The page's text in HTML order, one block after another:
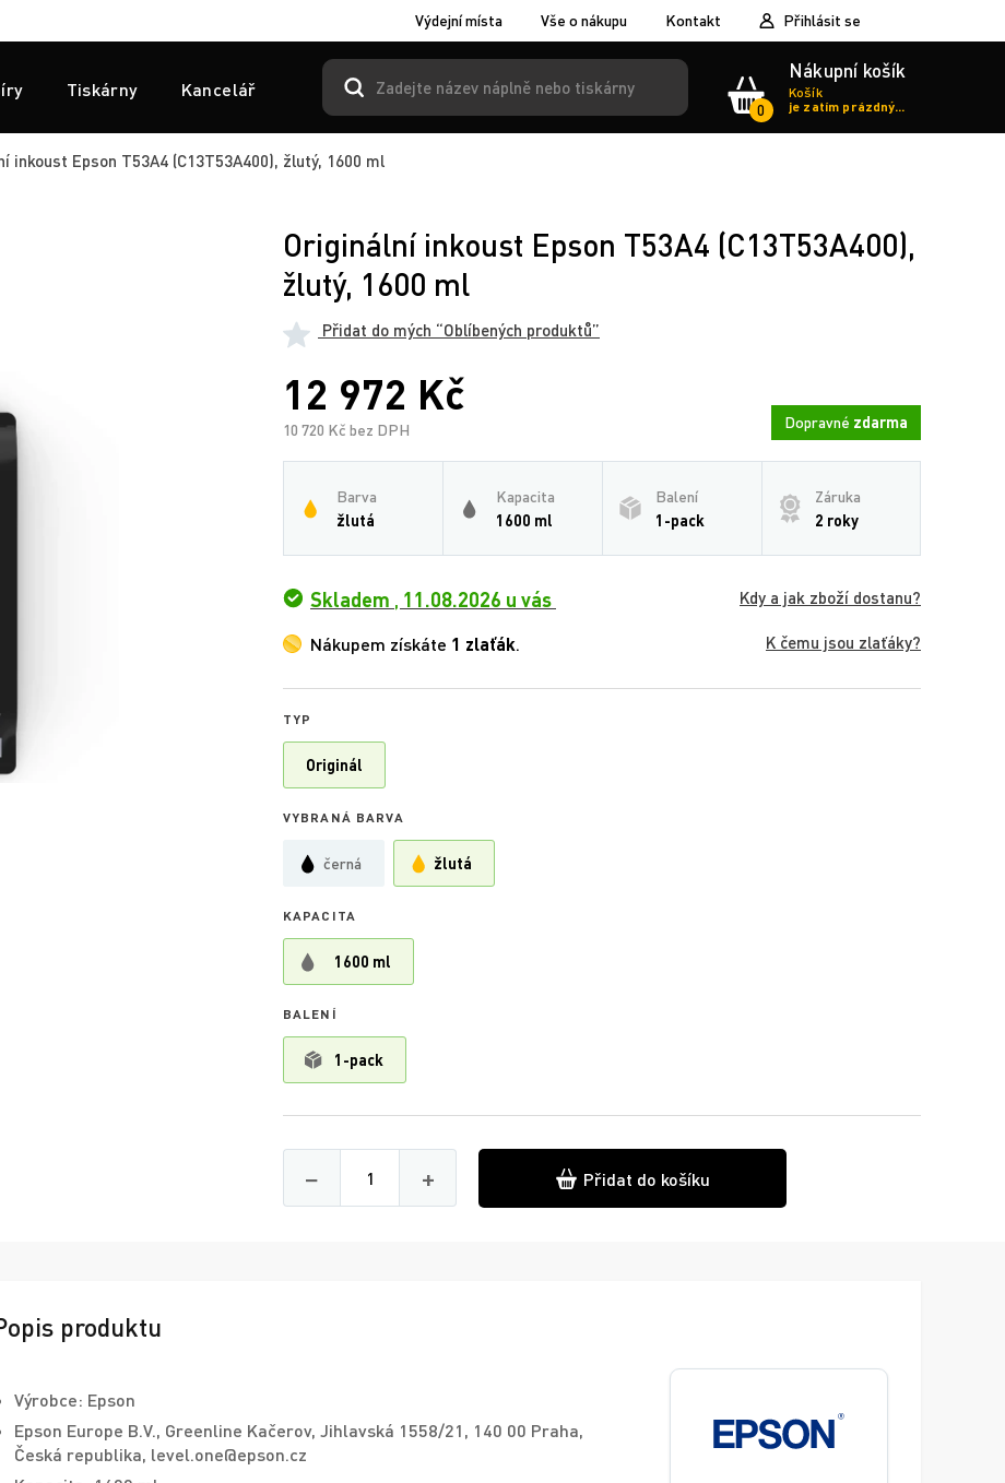
Výdejní místa Vše o nákupu Kontakt Přihlásit se
Tiskárny Kancelář
0
Nákupní košík
Košík
je zatím prázdný...
inkoust Epson T53A4 (C13T53A400), žlutý, 1600 ml
Originální inkoust Epson T53A4 (C13T53A400),
žlutý, 1600 ml
Přidat do mých “Oblíbených produktů”
12 972 Kč
10 720 Kč bez DPH Dopravné zdarma
Barva
žlutá
Kapacita
1600 ml
Balení
1-pack
Záruka
2 roky
Skladem , 11.08.2026 u vás Kdy a jak zboží dostanu?
Nákupem získáte 1 zlaťák. K čemu jsou zlaťáky?
TYP
Originál
VYBRANÁ BARVA
černá žlutá
KAPACITA
1600 ml
BALENÍ
1-pack
−
Množství
+ Přidat do košíku
produktu
Výrobce: Epson
Epson Europe B.V., Greenline Kačerov, Jihlavská 1558/21, 140 00 Praha,
Česká republika, level.one@epson.cz